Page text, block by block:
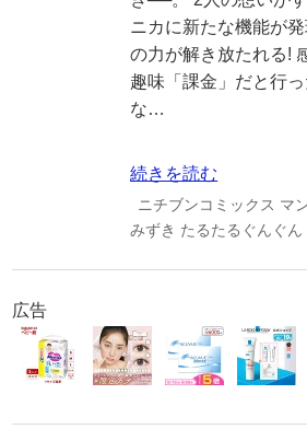
ニカに新たな機能が
の力が解き放たれる!
趣味「課金」だと行
な…
続きを読む
ニチブンコミックス マ
みずき たるたるぐんぐん
広告